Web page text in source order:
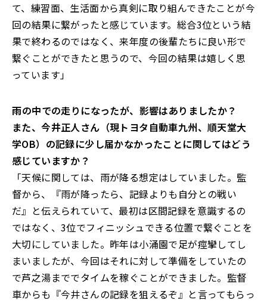
て、練習面、生活面から真剣に取り組んできたことが今
回の結果に繋がったと感じています。総合3位という結
果で終わるのではなく、来年度の後輩たちに良い形で
繋ぐことができたと思うので、今回の結果は嬉しく思
っています」
――雨の中での走りになったが、影響はありましたか？
また、今井正人さん（現トヨタ自動車九州、順天堂大
学OB）の記録に少し届かなかったことに関してはどう
感じていますか？
「天候に関しては、雨が降る想定はしていました。監
督から、『雨が降ったら、記録よりも自分との戦い
だ』と伝えられていて、最初は区間記録を意識するの
ではなく、3位でフィニッシュできる位置で繋ぐことを
大切にしていました。昨年は小涌園で足が痙攣してし
まいましたが、今回はそれに対して準備をしていたの
で芦之湯まででタイムを稼ぐことができました。監督
車からも『今井さんの記録を狙えるぞ』と言ってもらっ